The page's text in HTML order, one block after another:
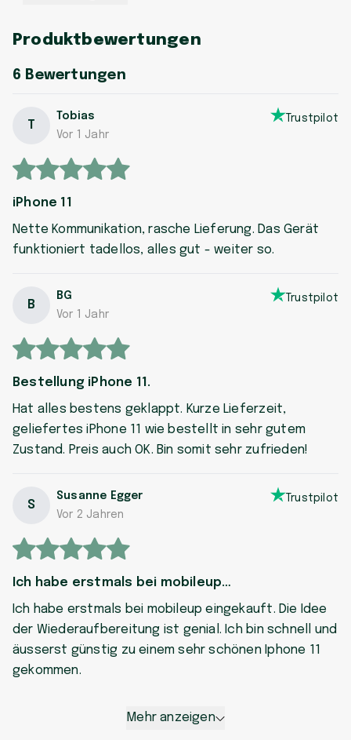
Produktbewertungen
6 Bewertungen
T
Tobias
Vor 1 Jahr
Trustpilot
iPhone 11
Nette Kommunikation, rasche Lieferung. Das Gerät
funktioniert tadellos, alles gut - weiter so.
B
BG
Vor 1 Jahr
Trustpilot
Bestellung iPhone 11.
Hat alles bestens geklappt. Kurze Lieferzeit,
geliefertes iPhone 11 wie bestellt in sehr gutem
Zustand. Preis auch OK. Bin somit sehr zufrieden!
S
Susanne Egger
Vor 2 Jahren
Trustpilot
Ich habe erstmals bei mobileup…
Ich habe erstmals bei mobileup eingekauft. Die Idee
der Wiederaufbereitung ist genial. Ich bin schnell und
äusserst günstig zu einem sehr schönen Iphone 11
gekommen.
Mehr anzeigen